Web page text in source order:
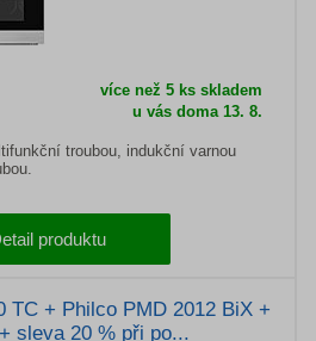
více než 5 ks skladem
u vás doma 13. 8.
troubou, indukční varnou
produktu
TC + Philco PMD 2012 BiX +
sleva 20 % při po...